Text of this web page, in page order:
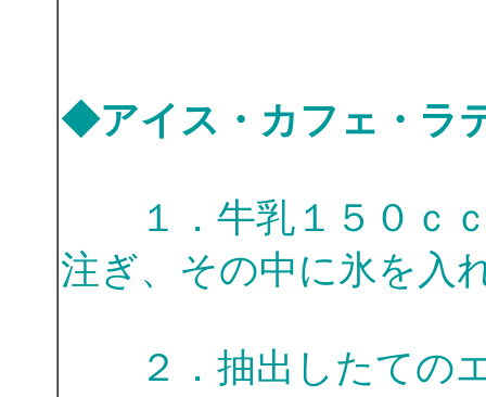
◆アイス・カフェ・ラ
１．牛乳１５０ｃ
注ぎ、その中に氷を入
２．抽出したてのエ